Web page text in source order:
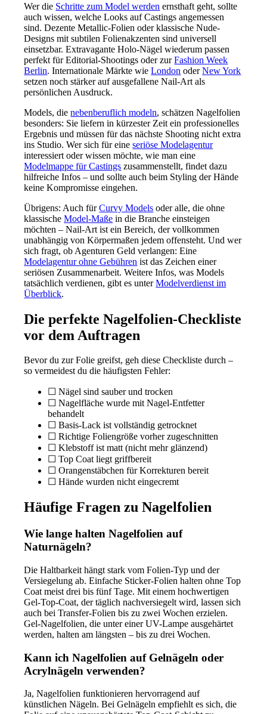
Wer die Schritte zum Model werden ernsthaft geht, sollte
auch wissen, welche Looks auf Castings angemessen
sind. Dezente Metallic-Folien oder klassische Nude-
Designs mit subtilen Folienakzenten sind universell
einsetzbar. Extravagante Holo-Nägel wiederum passen
perfekt für Editorial-Shootings oder zurFashion Week
Berlin. Internationale Märkte wieLondon oderNew York
setzen noch stärker auf ausgefallene Nail-Art als
persönlichen Ausdruck.
Models, dienebenberuflich modeln, schätzen Nagelfolien
besonders: Sie liefern in kürzester Zeit ein professionelles
Ergebnis und müssen für das nächste Shooting nicht extra
ins Studio. Wer sich für eineseriöse Modelagentur
interessiert oder wissen möchte, wie man eine
Modelmappe für Castings zusammenstellt, findet dazu
hilfreiche Infos – und sollte auch beim Styling der Hände
keine Kompromisse eingehen.
Übrigens: Auch fürCurvy Models oder alle, die ohne
klassischeModel-Maße in die Branche einsteigen
möchten – Nail-Art ist ein Bereich, der vollkommen
unabhängig von Körpermaßen jedem offensteht. Und wer
sich fragt, ob Agenturen Geld verlangen: Eine
Modelagentur ohne Gebühren ist das Zeichen einer
seriösen Zusammenarbeit. Weitere Infos, was Models
tatsächlich verdienen, gibt es unterModelverdienst im
Überblick.
Die perfekte Nagelfolien-Checkliste
vor dem Auftragen
Bevor du zur Folie greifst, geh diese Checkliste durch –
so vermeidest du die häufigsten Fehler:
☐ Nägel sind sauber und trocken
☐ Nagelfläche wurde mit Nagel-Entfetter
behandelt
☐ Basis-Lack ist vollständig getrocknet
☐ Richtige Foliengröße vorher zugeschnitten
☐ Klebstoff ist matt (nicht mehr glänzend)
☐ Top Coat liegt griffbereit
☐ Orangenstäbchen für Korrekturen bereit
☐ Hände wurden nicht eingecremt
Häufige Fragen zu Nagelfolien
Wie lange halten Nagelfolien auf
Naturnägeln?
Die Haltbarkeit hängt stark vom Folien-Typ und der
Versiegelung ab. Einfache Sticker-Folien halten ohne Top
Coat meist drei bis fünf Tage. Mit einem hochwertigen
Gel-Top-Coat, der täglich nachversiegelt wird, lassen sich
auch bei Transfer-Folien bis zu zwei Wochen erzielen.
Gel-Nagelfolien, die unter einer UV-Lampe ausgehärtet
werden, halten am längsten – bis zu drei Wochen.
Kann ich Nagelfolien auf Gelnägeln oder
Acrylnägeln verwenden?
Ja, Nagelfolien funktionieren hervorragend auf
künstlichen Nägeln. Bei Gelnägeln empfiehlt es sich, die